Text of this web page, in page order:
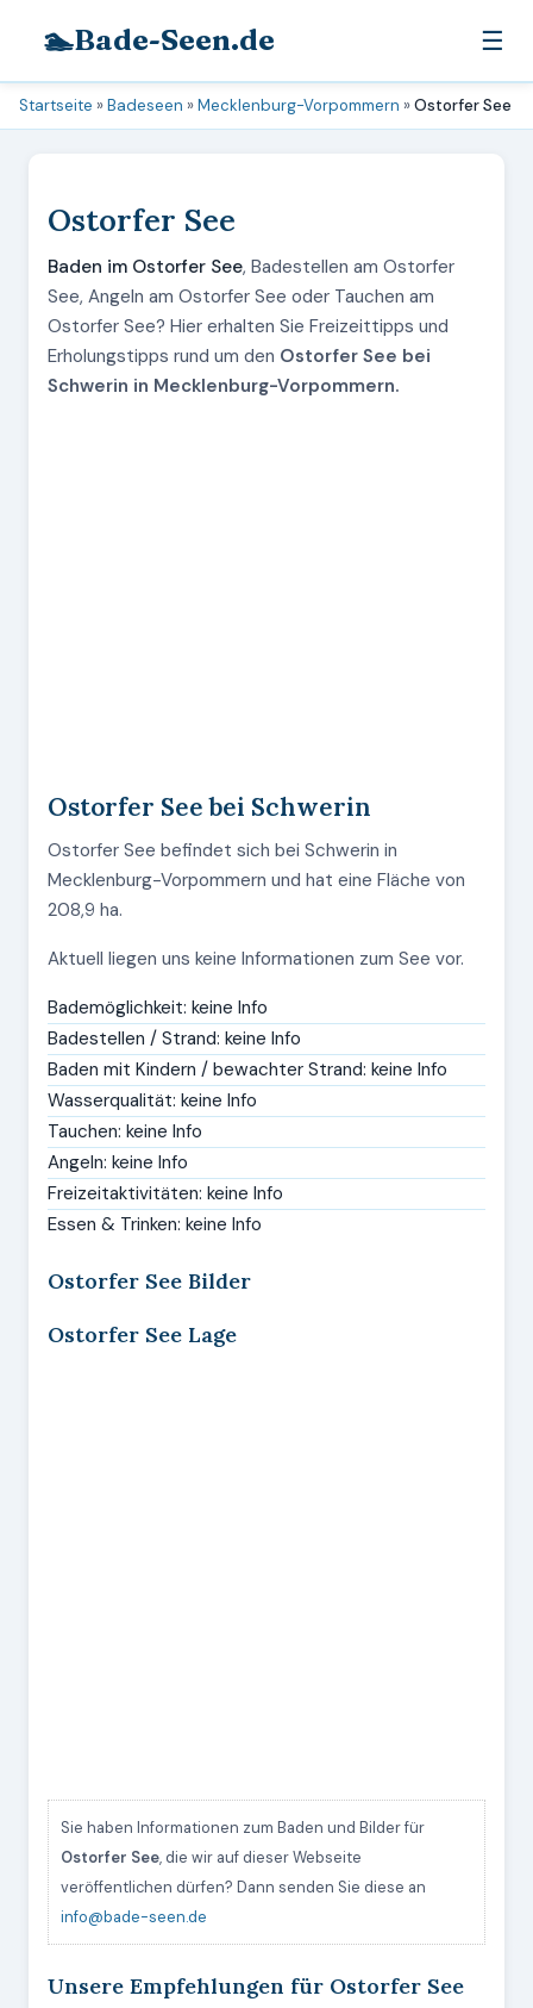
🏊Bade-Seen.de ☰
Startseite »Badeseen »Mecklenburg-Vorpommern »Ostorfer See
Ostorfer See
Baden im Ostorfer See, Badestellen am Ostorfer
See, Angeln am Ostorfer See oder Tauchen am
Ostorfer See? Hier erhalten Sie Freizeittipps und
Erholungstipps rund um den Ostorfer See bei
Schwerin in Mecklenburg-Vorpommern.
Ostorfer See bei Schwerin
Ostorfer See befindet sich bei Schwerin in
Mecklenburg-Vorpommern und hat eine Fläche von
208,9 ha.
Aktuell liegen uns keine Informationen zum See vor.
Bademöglichkeit: keine Info
Badestellen / Strand: keine Info
Baden mit Kindern / bewachter Strand: keine Info
Wasserqualität: keine Info
Tauchen: keine Info
Angeln: keine Info
Freizeitaktivitäten: keine Info
Essen & Trinken: keine Info
Ostorfer See Bilder
Ostorfer See Lage
Sie haben Informationen zum Baden und Bilder für
Ostorfer See, die wir auf dieser Webseite
veröffentlichen dürfen? Dann senden Sie diese an
info@bade-seen.de
Unsere Empfehlungen für Ostorfer See